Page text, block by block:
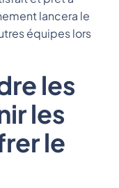
lancera le
équipes lors
les
les
le